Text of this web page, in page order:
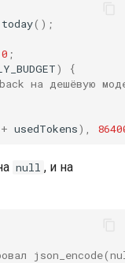
today();
0 ;
)
{
на дешёвую
+ usedTokens),
null , и на